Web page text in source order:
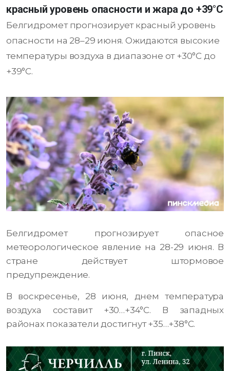
красный уровень опасности и жара до +39°C
Белгидромет прогнозирует красный уровень
опасности на 28–29 июня. Ожидаются высокие
температуры воздуха в диапазоне от +30°C до
+39°C.
Белгидромет прогнозирует опасное
метеорологическое явление на 28-29 июня. В
стране действует штормовое
предупреждение.
В воскресенье, 28 июня, днем температура
воздуха составит +30…+34°C. В западных
районах показатели достигнут +35…+38°C.